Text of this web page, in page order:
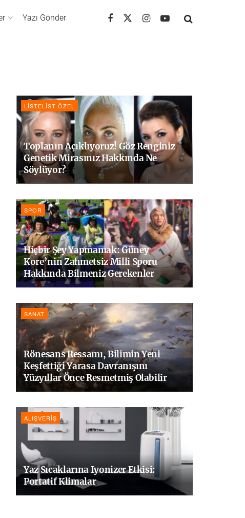
Yazı Gönder
LISTELIST ÖZEL
Toplanın Açıklıyoruz! Göz Renginiz
Genetik Mirasınız Hakkında Ne
Söylüyor?
SPOR
Hiçbir Şey Yapmamak: Güney
Kore’nin Zahmetsiz Milli Sporu
Hakkında Bilmeniz Gerekenler
SANAT
Rönesans Ressamı, Bilimin Yeni
Keşfettiği Yarasa Davranışını
Yüzyıllar Önce Resmetmiş Olabilir
ALIŞVERIŞ
Yaz Sıcaklarına Iyonizer Etkisi:
Portatif Klimalar